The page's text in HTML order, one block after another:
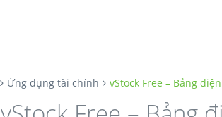
Ứng dụng tài chính vStock Free – Bảng